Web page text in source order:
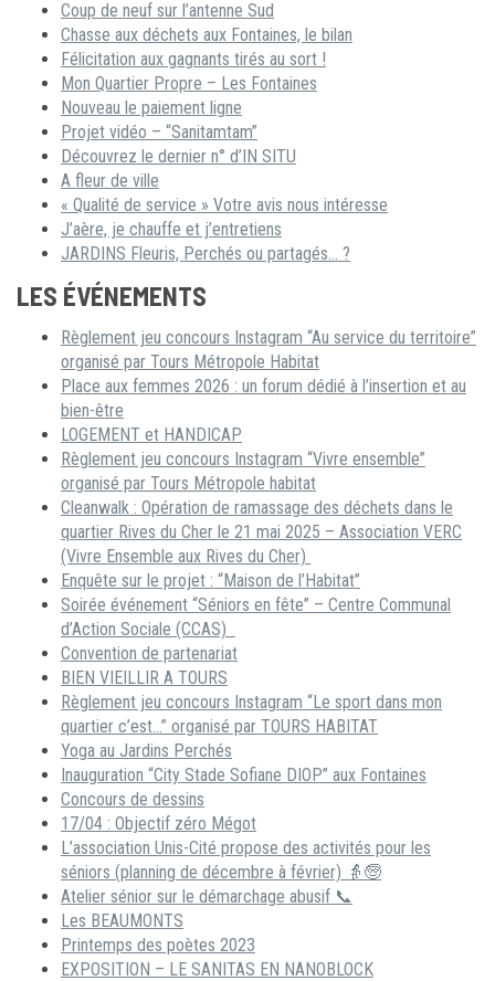
Coup de neuf sur l’antenne Sud
Chasse aux déchets aux Fontaines, le bilan
Félicitation aux gagnants tirés au sort !
Mon Quartier Propre – Les Fontaines
Nouveau le paiement ligne
Projet vidéo – “Sanitamtam”
Découvrez le dernier n° d’IN SITU
A fleur de ville
« Qualité de service » Votre avis nous intéresse
J’aère, je chauffe et j’entretiens
JARDINS Fleuris, Perchés ou partagés… ?
LES ÉVÉNEMENTS
Règlement jeu concours Instagram “Au service du territoire”
organisé par Tours Métropole Habitat
Place aux femmes 2026 : un forum dédié à l’insertion et au
bien-être
LOGEMENT et HANDICAP
Règlement jeu concours Instagram “Vivre ensemble”
organisé par Tours Métropole habitat
Cleanwalk : Opération de ramassage des déchets dans le
quartier Rives du Cher le 21 mai 2025 – Association VERC
(Vivre Ensemble aux Rives du Cher)
Enquête sur le projet : “Maison de l’Habitat”
Soirée événement “Séniors en fête” – Centre Communal
d’Action Sociale (CCAS)
Convention de partenariat
BIEN VIEILLIR A TOURS
Règlement jeu concours Instagram “Le sport dans mon
quartier c’est…” organisé par TOURS HABITAT
Yoga au Jardins Perchés
Inauguration “City Stade Sofiane DIOP” aux Fontaines
Concours de dessins
17/04 : Objectif zéro Mégot
L’association Unis-Cité propose des activités pour les
séniors (planning de décembre à février) 👵🧓
Atelier sénior sur le démarchage abusif 📞
Les BEAUMONTS
Printemps des poètes 2023
EXPOSITION – LE SANITAS EN NANOBLOCK